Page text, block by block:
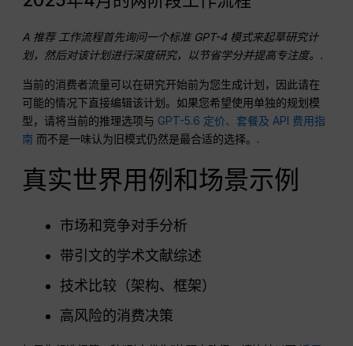
A 推荐 工作流程首先询问一个标准 GPT-4 模式来起草研究计
划，然后对该计划进行深度研究，以节省学分并提高专注度。.
当前的消费者流量可以在研究开始前为您生成计划，因此请在
可能的情况下直接编辑该计划。如果您希望使用单独的规划模
型，请将当前的推理选项与 GPT-5.6 定价、套餐及 API 费用指
南 而不是一味认为旧模式仍然是最合适的选择。.
真实世界用例和场景示例
市场和竞争对手分析
带引文的学术文献综述
技术比较（架构、框架）
高风险的消费决策